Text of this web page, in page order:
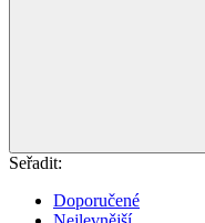
Seřadit:
Doporučené